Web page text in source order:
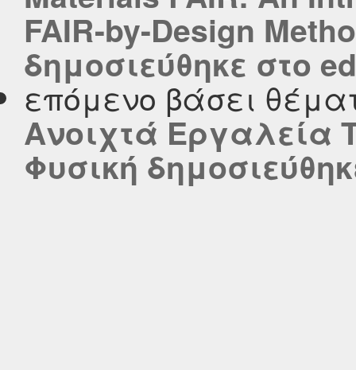
FAIR-by-Design
δημοσιεύθηκε στο
επόμενο βάσει
Ανοιχτά Εργαλεία
Φυσική